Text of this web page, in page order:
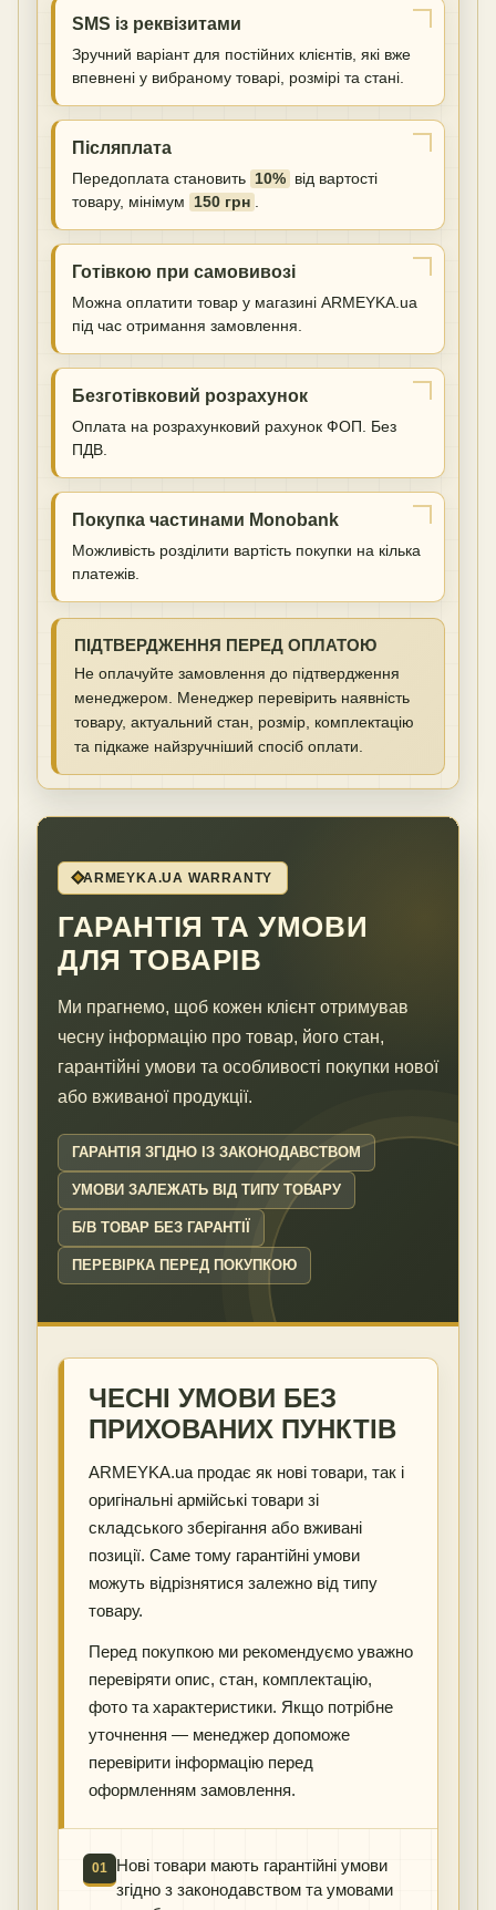
SMS із реквізитами
Зручний варіант для постійних клієнтів, які вже
впевнені у вибраному товарі, розмірі та стані.
Післяплата
Передоплата становить 10% від вартості
товару, мінімум
150 грн
Готівкою при самовивозі
Можна оплатити товар у магазині ARMEYKA.ua
під час отримання замовлення.
Безготівковий розрахунок
Оплата на розрахунковий рахунок ФОП. Без
ПДВ.
Покупка частинами Monobank
Можливість розділити вартість покупки на кілька
платежів.
ПІДТВЕРДЖЕННЯ ПЕРЕД ОПЛАТОЮ
Не оплачуйте замовлення до підтвердження
менеджером. Менеджер перевірить наявність
товару, актуальний стан, розмір, комплектацію
та підкаже найзручніший спосіб оплати.
ARMEYKA.UA WARRANTY
ГАРАНТІЯ ТА УМОВИ
ДЛЯ ТОВАРІВ
Ми прагнемо, щоб кожен клієнт отримував
чесну інформацію про товар, його стан,
гарантійні умови та особливості покупки нової
або вживаної продукції.
ГАРАНТІЯ ЗГІДНО ІЗ ЗАКОНОДАВСТВОМ
УМОВИ ЗАЛЕЖАТЬ ВІД ТИПУ ТОВАРУ
Б/В ТОВАР БЕЗ ГАРАНТІЇ
ПЕРЕВІРКА ПЕРЕД ПОКУПКОЮ
ЧЕСНІ УМОВИ БЕЗ
ПРИХОВАНИХ ПУНКТІВ
ARMEYKA.ua продає як нові товари, так і
оригінальні армійські товари зі
складського зберігання або вживані
позиції. Саме тому гарантійні умови
можуть відрізнятися залежно від типу
товару.
Перед покупкою ми рекомендуємо уважно
перевіряти опис, стан, комплектацію,
фото та характеристики. Якщо потрібне
уточнення — менеджер допоможе
перевірити інформацію перед
оформленням замовлення.
01
Нові товари мають гарантійні умови
згідно з законодавством та умовами